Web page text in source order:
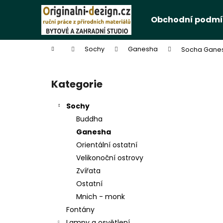
Obchodní
Domů Sochy Ganesha Socha
Přeskočit
kategorie
Kategorie
Sochy
Buddha
Ganesha
Orientální ostatní
Velikonoční ostrovy
Zvířata
Ostatní
Mnich - monk
Fontány
í
Zpět
do
Zpět
do